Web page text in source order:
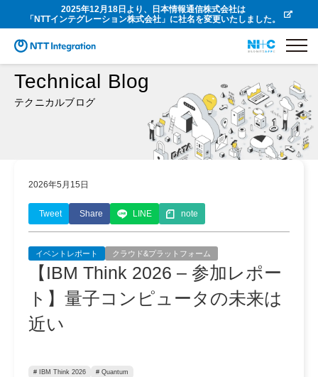
2025年12月18日より、日本情報通信株式会社は
「NTTインテグレーション株式会社」に社名を変更いたしました。
Technical Blog
テクニカルブログ
2026年5月15日
Tweet Share LINE note
イベントレポート クラウド&プラットフォーム
【IBM Think 2026 – 参加レポー
ト】量子コンピュータの未来は
近い
# IBM Think 2026 # Quantum